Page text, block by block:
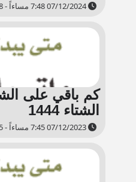
07/12/2024 7:48 مساءاً - 7:48 مساءاً
الشتاء 1444